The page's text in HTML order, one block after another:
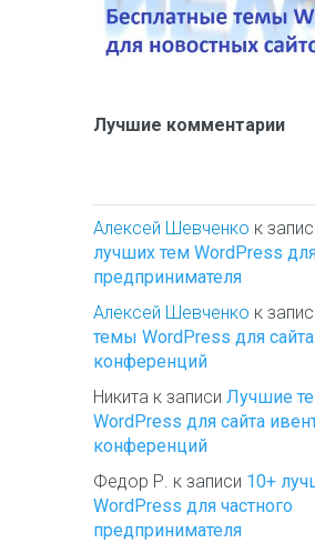
Лучшие комментарии
Алексей Шевченко к
лучших тем WordPress
предпринимателя
Алексей Шевченко к
темы WordPress для
конференций
Никита к записи Лучшие
WordPress для сайта
конференций
Федор Р. к записи 10+
WordPress для частного
предпринимателя